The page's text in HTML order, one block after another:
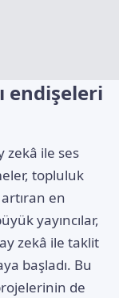
endişeleri
zekâ ile ses
topluluk
en
yayıncılar,
zekâ ile taklit
başladı. Bu
de